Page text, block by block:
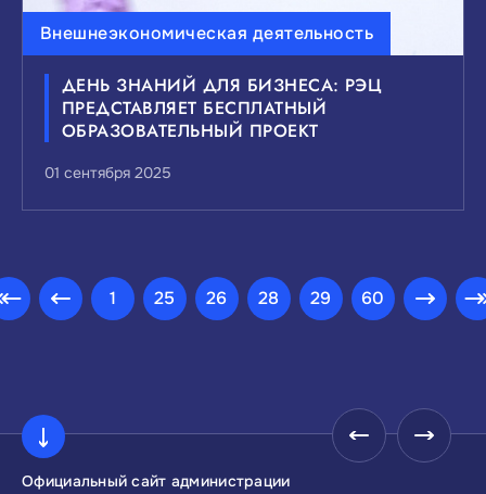
Внешнеэкономическая деятельность
ДЕНЬ ЗНАНИЙ ДЛЯ БИЗНЕСА: РЭЦ
ПРЕДСТАВЛЯЕТ БЕСПЛАТНЫЙ
ОБРАЗОВАТЕЛЬНЫЙ ПРОЕКТ
01 сентября 2025
1 25 26 28 29 60
Официальный сайт администрации